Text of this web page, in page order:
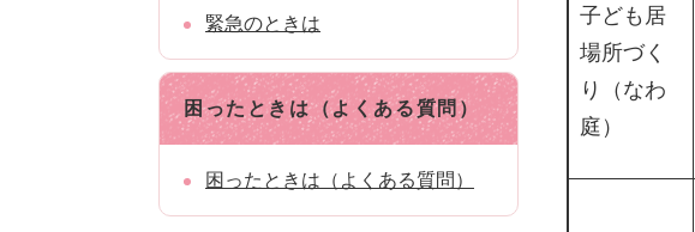
子ども居
場所づく
り（なわ
庭）
緊急のときは
困ったときは（よくある質問）
困ったときは（よくある質問）